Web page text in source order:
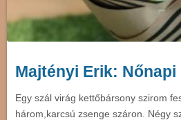
Majtényi Erik:
Egy szál virág kettőbársony szirom
három,karcsú zsenge száron. Négy